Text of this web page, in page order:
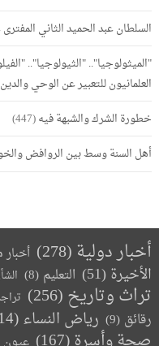
السلطان عبد الحميد الثاني
"الميثولوجيا".. "الثيولوجيا"..
العلمانيون للتعبير عن الوحي والدين
خطورة الشرك والشبهة فيه(447)
أهل السنة وسط بين الروافض
أخبار دولية (278) أخبار
الأخيرة (51) التعليم (8)
تراث وتاريخ(256)
رقائق (9) رياض النساء(114)